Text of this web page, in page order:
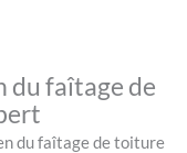
du faîtage de
du faîtage de toiture